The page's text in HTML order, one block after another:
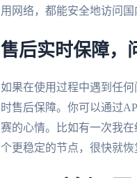
用网络，都能安全地访问
售后实时保障，
如果在使用过程中遇到任
时售后保障。你可以通过
赛的心情。比如有一次我
个更稳定的节点，很快就恢